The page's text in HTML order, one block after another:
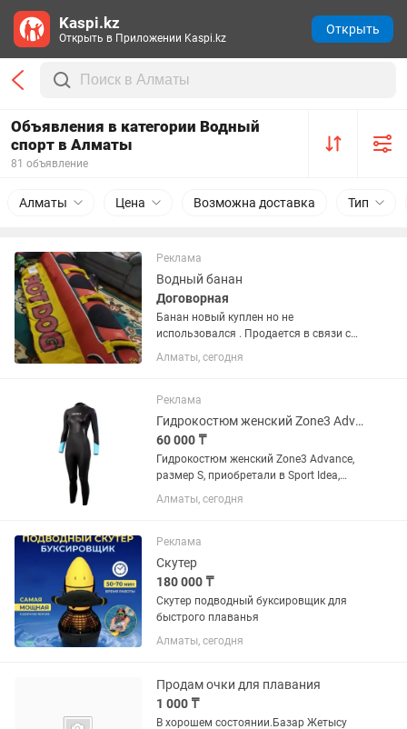
Объявления в категории Водный
спорт в Алматы
81 объявление
Алматы Цена Возможна доставка Тип
Реклама
Водный банан
Договорная
Банан новый куплен но не
использовался . Продается в связи с
переездом
Алматы, сегодня
Реклама
Гидрокостюм женский Zone3 Advance
60 000 ₸
Гидрокостюм женский Zone3 Advance,
размер S, приобретали в Sport Idea,
надевали пару раз.
Алматы, сегодня
Реклама
Скутер
180 000 ₸
Скутер подводный буксировщик для
быстрого плаванья
Алматы, сегодня
Продам очки для плавания
1 000 ₸
В хорошем состоянии.Базар Жетысу
Kaspi.kz
Открыть в Приложении Kaspi.kz
Открыть